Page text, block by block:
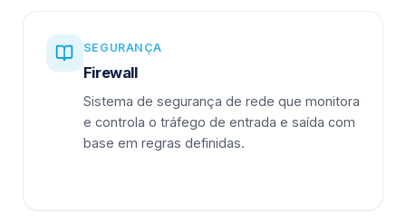
SEGURANÇA
Firewall
Sistema de segurança de rede que monitora
e controla o tráfego de entrada e saída com
base em regras definidas.